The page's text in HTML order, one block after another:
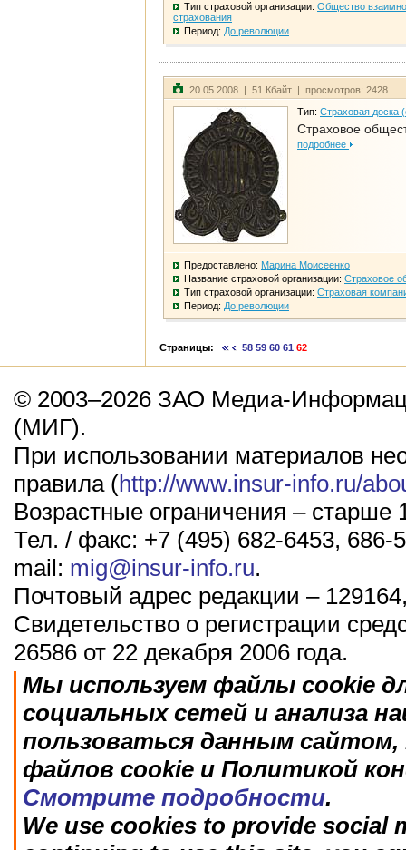
Тип страховой организации: Общество
страхования
Период: До революции
20.05.2008 | 51 Кбайт | просмотров: 2428
Тип: Страховая доска
Страховое
подробнее
Предоставлено: Марина Моисеенко
Название страховой организации: Страховое
Тип страховой организации: Страховая
Период: До революции
Страницы: 58 59 60 61 62
© 2003–2026 ЗАО Медиа-
(МИГ).
При использовании материалов
правила (http://www.insur-info.ru/
Возрастные ограничения – старше
Тел. / факс: +7 (495) 682-6453, 686-
mail: mig@insur-info.ru.
Почтовый адрес редакции –
Свидетельство о регистрации
26586 от 22 декабря 2006 года.
Мы используем файлы cookie
социальных сетей и анализа
пользоваться данным
файлов cookie и Политикой
Смотрите подробности.
We use cookies to provide social